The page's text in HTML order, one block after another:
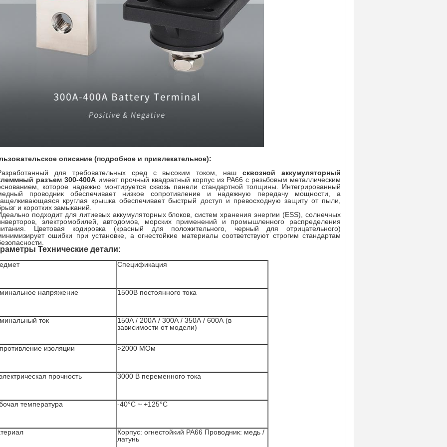
описание (подробное и привлекательное):
для требовательных сред с высоким током, нашсквозной аккумуляторный
разъем 300-400А имеет прочный квадратный корпус из PA66 с резьбовым металлическим
которое надежно монтируется сквозь панели стандартной толщины. Интегрированный
проводник обеспечивает низкое сопротивление и надежную передачу мощности, а
круглая крышка обеспечивает быстрый доступ и превосходную защиту от пыли,
и коротких замыканий.
подходит для литиевых аккумуляторных блоков, систем хранения энергии (ESS), солнечных
электромобилей, автодомов, морских применений и промышленного распределения
Цветовая кодировка (красный для положительного, черный для отрицательного)
ошибки при установке, а огнестойкие материалы соответствуют строгим стандартам
Технические детали:
Спецификация
напряжение 1500В постоянного тока
ток
150А / 200А / 300А / 350А / 600А (в
зависимости от модели)
изоляции >2000 МОм
прочность 3000 В переменного тока
температура -40°C ~ +125°C
Корпус: огнестойкий PA66 Проводник: медь /
латунь